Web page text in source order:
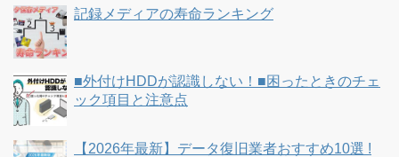
記録メディアの寿命ランキング
■外付けHDDが認識しない！■困ったときのチェ
ック項目と注意点
【2026年最新】データ復旧業者おすすめ10選 !